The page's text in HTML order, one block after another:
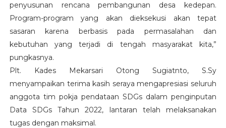
penyusunan rencana pembangunan desa kedepan.
Program-program yang akan dieksekusi akan tepat
sasaran karena berbasis pada permasalahan dan
kebutuhan yang terjadi di tengah masyarakat kita,”
pungkasnya.
Plt. Kades Mekarsari Otong Sugiatnto, S.Sy
menyampaikan terima kasih seraya mengapresiasi seluruh
anggota tim pokja pendataan SDGs dalam penginputan
Data SDGs Tahun 2022, lantaran telah melaksanakan
tugas dengan maksimal.